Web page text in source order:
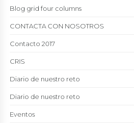
Blog grid four columns
CONTACTA CON NOSOTROS
Contacto 2017
CRIS
Diario de nuestro reto
Diario de nuestro reto
Eventos